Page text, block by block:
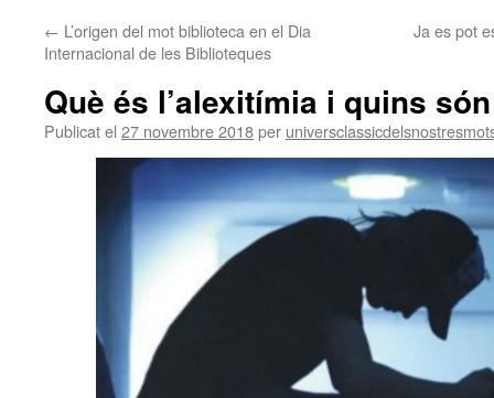
← L’origen del mot biblioteca en el Dia
Internacional de les Biblioteques
Ja es pot
Què és l’alexitímia i quins
Publicat el 27 novembre 2018per